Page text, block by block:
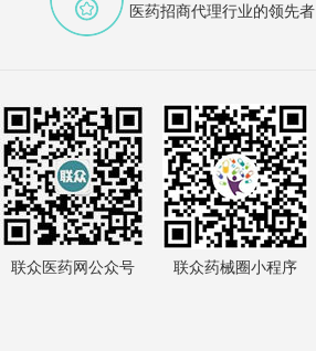
医药招商代理行业的领先者
联众医药网公众号 联众药械圈小程序